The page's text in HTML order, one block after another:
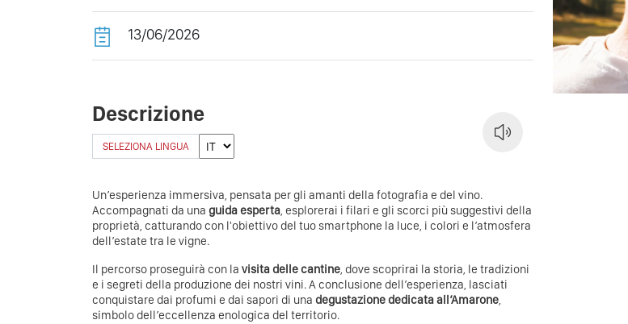
13/06/2026
Descrizione
SELEZIONA LINGUA
Un’esperienza immersiva, pensata per gli amanti della fotografia e del vino.
Accompagnati da una guida esperta, esplorerai i filari e gli scorci più suggestivi della
proprietà, catturando con l'obiettivo del tuo smartphone la luce, i colori e l’atmosfera
dell’estate tra le vigne.
Il percorso proseguirà con la visita delle cantine, dove scoprirai la storia, le tradizioni
e i segreti della produzione dei nostri vini. A conclusione dell’esperienza, lasciati
conquistare dai profumi e dai sapori di una degustazione dedicata all’Amarone,
simbolo dell’eccellenza enologica del territorio.